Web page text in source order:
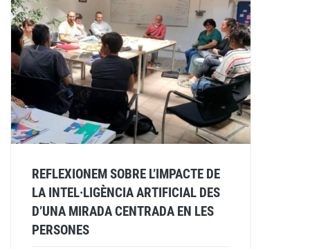
REFLEXIONEM SOBRE L’IMPACTE DE
LA INTEL·LIGÈNCIA ARTIFICIAL DES
D’UNA MIRADA CENTRADA EN LES
PERSONES